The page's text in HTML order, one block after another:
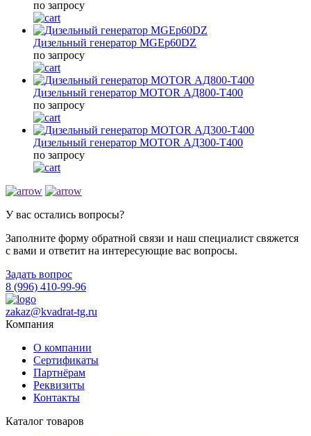
по запросу
Дизельный генератор MGEp60DZ
по запросу
Дизельный генератор MOTOR АД800-T400
по запросу
Дизельный генератор MOTOR АД300-T400
по запросу
У вас остались вопросы?
Заполните форму обратной связи и наш специалист свяжется
с вами и ответит на интересующие вас вопросы.
Задать вопрос
8 (996) 410-99-96
zakaz@kvadrat-tg.ru
Компания
О компании
Сертификаты
Партнёрам
Реквизиты
Контакты
Каталог товаров